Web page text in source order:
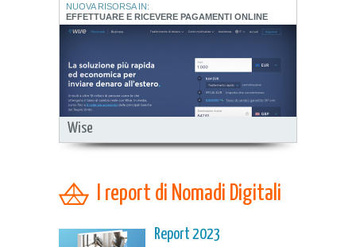
Wise
NUOVA RISORSA IN:
EFFETTUARE E RICEVERE PAGAMENTI ONLINE
I report di Nomadi Digitali
Report 2023